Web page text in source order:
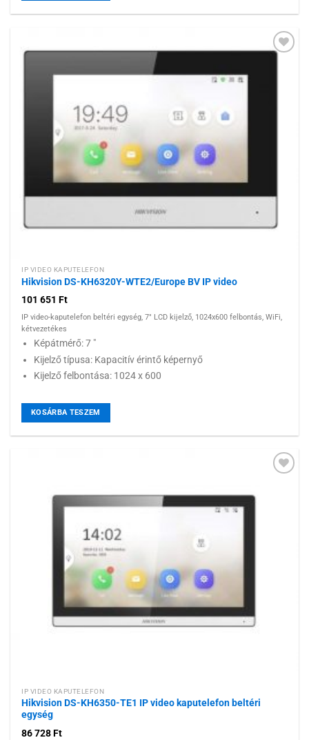
IP VIDEO KAPUTELEFON
Hikvision DS-KH6320Y-WTE2/Europe BV IP video
101 651Ft
IP video-kaputelefon beltéri egység, 7" LCD kijelző, 1024x600 felbontás, WiFi,
kétvezetékes
Képátmérő: 7 "
Kijelző típusa: Kapacitív érintő képernyő
Kijelző felbontása: 1024 x 600
KOSÁRBA TESZEM
Hozzáadás a
IP VIDEO KAPUTELEFON
Hikvision DS-KH6350-TE1 IP video kaputelefon beltéri
egység
86 728Ft